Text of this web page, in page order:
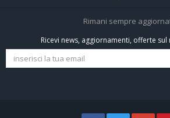
Tutti i cani iscritti
Negozio per cani
Spedizioni e resi
Rimani sempre
Ricevi news, aggiornamenti, offerte